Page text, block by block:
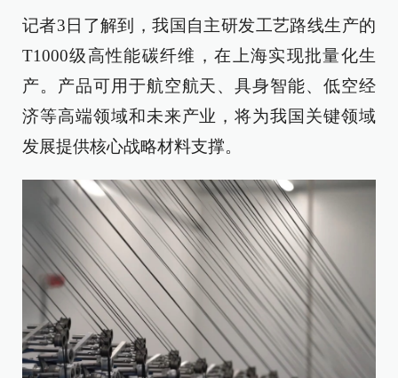
记者3日了解到，我国自主研发工艺路线生产的
T1000级高性能碳纤维，在上海实现批量化生
产。产品可用于航空航天、具身智能、低空经
济等高端领域和未来产业，将为我国关键领域
发展提供核心战略材料支撑。